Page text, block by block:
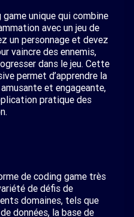
unique qui combine
avec un jeu de
un personnage et devez
vaincre des ennemis,
dans le jeu. Cette
permet d’apprendre la
et engageante,
pratique des
de coding game très
de défis de
domaines, tels que
données, la base de